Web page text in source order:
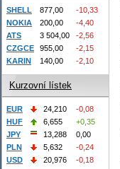
SHELL 877,00
-10,33
NOKIA
200,00
-4,40
ATS
3 504,00
-2,56
CZGCE
955,00
-2,15
KARIN
140,00 -2,10
Kurzovní lístek
EUR 24,210
-0,08
HUF
6,655
+0,35
JPY
13,288
0,00
PLN
5,632
-0,24
USD
20,976 -0,18